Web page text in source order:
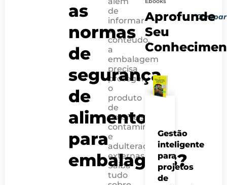
as
normas
de
segurança
de
alimentos
para
embalagens?
de
informar
o
conteúdo,
a
embalagem
precisa
proteger
o
produto
de
possíveis
contaminações
e
adulterações
externas.
Saiba
tudo
Aprofunde
Seu
Gestão
inteligente
para
projetos
de
Rotulagem
Como se